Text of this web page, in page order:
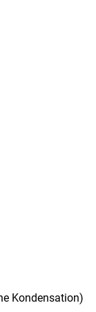
Kondensation)